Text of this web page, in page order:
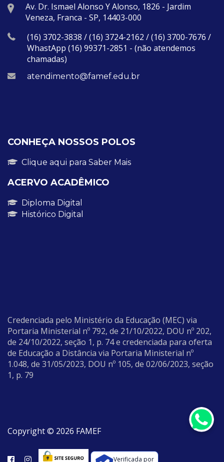
Av. Dr. Ismael Alonso Y Alonso, 1826 - Jardim
Veneza, Franca - SP, 14403-000
(16) 3702-3838 / (16) 3724-2162 / (16) 3700-7676 /
WhastApp (16) 99371-2851 - (não atendemos
chamadas)
atendimento@famef.edu.br
CONHEÇA NOSSOS POLOS
Clique aqui para Saber Mais
ACERVO ACADÊMICO
Diploma Digital
Histórico Digital
Credenciada pelo Ministério da Educação (MEC) via
Portaria Ministerial nº 792, de 21/10/2022, DOU nº 202,
de 24/10/2022, seção 1, p. 74 e credenciada para oferta
de Educação a Distância via Portaria Ministerial nº
1.048, de 31/05/2023, DOU nº 105, de 02/06/2023, seção
1, p. 79
Copyright © 2026 FAMEF
Verificada por